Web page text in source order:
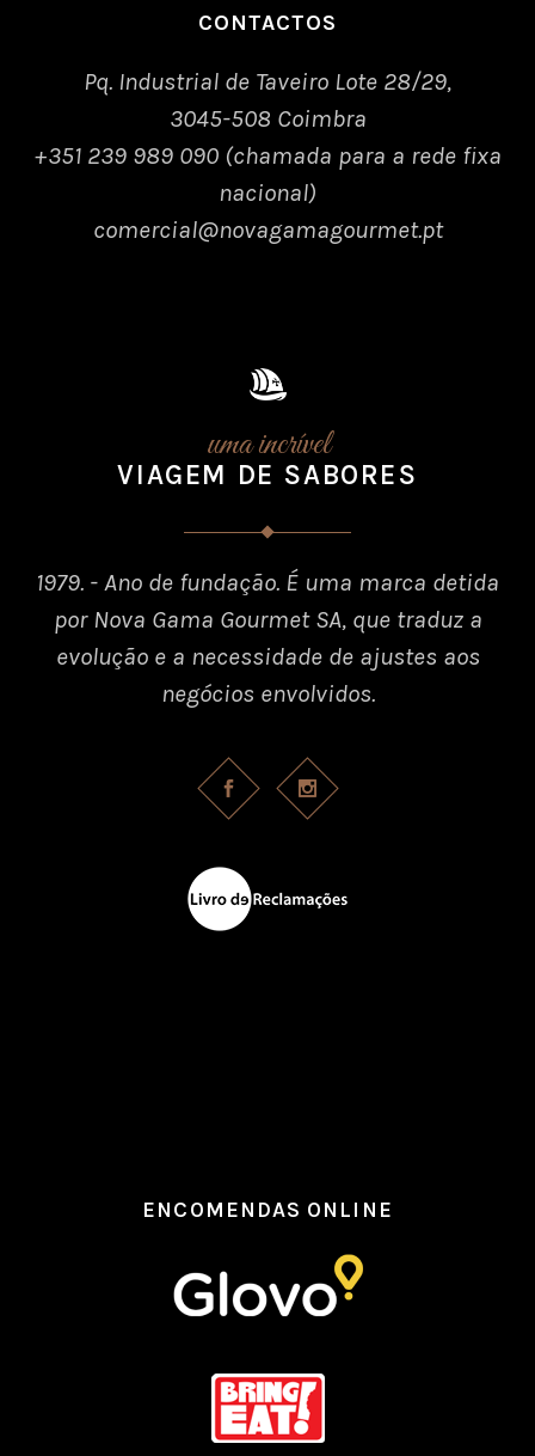
CONTACTOS
Pq. Industrial de Taveiro Lote 28/29,
3045-508 Coimbra
+351 239 989 090 (chamada para a rede fixa
nacional)
comercial@novagamagourmet.pt
uma incrível
VIAGEM DE SABORES
1979. - Ano de fundação. É uma marca detida
por Nova Gama Gourmet SA, que traduz a
evolução e a necessidade de ajustes aos
negócios envolvidos.
ENCOMENDAS ONLINE